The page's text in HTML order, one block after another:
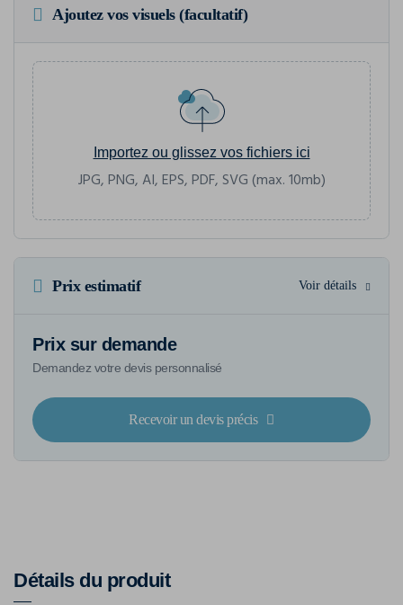
Ajoutez vos visuels (facultatif)
Importez ou glissez vos fichiers ici
JPG, PNG, AI, EPS, PDF, SVG (max. 10mb)
Prix estimatif Voir détails
Prix sur demande
Demandez votre devis personnalisé
Recevoir un devis précis
Détails du produit